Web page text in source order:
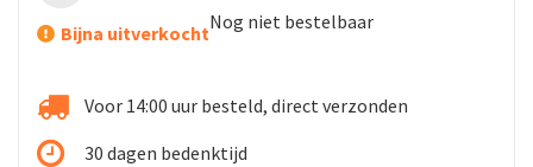
Bijna uitverkochtNog niet bestelbaar
Voor 14:00 uur besteld, direct verzonden
30 dagen bedenktijd